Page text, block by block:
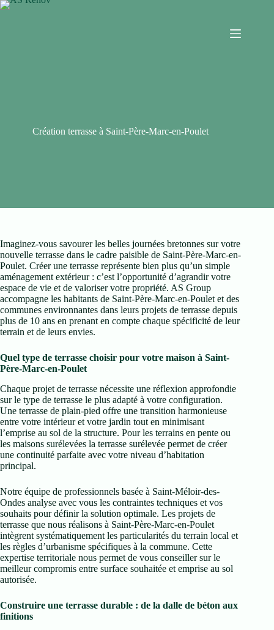
Création terrasse à Saint-Père-Marc-en-Poulet
Imaginez-vous savourer les belles journées bretonnes sur votre
nouvelle terrasse dans le cadre paisible de Saint-Père-Marc-en-
Poulet. Créer une terrasse représente bien plus qu’un simple
aménagement extérieur : c’est l’opportunité d’agrandir votre
espace de vie et de valoriser votre propriété. AS Group
accompagne les habitants de Saint-Père-Marc-en-Poulet et des
communes environnantes dans leurs projets de terrasse depuis
plus de 10 ans en prenant en compte chaque spécificité de leur
terrain et de leurs envies.
Quel type de terrasse choisir pour votre maison à Saint-
Père-Marc-en-Poulet
Chaque projet de terrasse nécessite une réflexion approfondie
sur le type de terrasse le plus adapté à votre configuration.
Une terrasse de plain-pied offre une transition harmonieuse
entre votre intérieur et votre jardin tout en minimisant
l’emprise au sol de la structure. Pour les terrains en pente ou
les maisons surélevées la terrasse surélevée permet de créer
une continuité parfaite avec votre niveau d’habitation
principal.
Notre équipe de professionnels basée à Saint-Méloir-des-
Ondes analyse avec vous les contraintes techniques et vos
souhaits pour définir la solution optimale. Les projets de
terrasse que nous réalisons à Saint-Père-Marc-en-Poulet
intègrent systématiquement les particularités du terrain local et
les règles d’urbanisme spécifiques à la commune. Cette
expertise territoriale nous permet de vous conseiller sur le
meilleur compromis entre surface souhaitée et emprise au sol
autorisée.
Construire une terrasse durable : de la dalle de béton aux
finitions